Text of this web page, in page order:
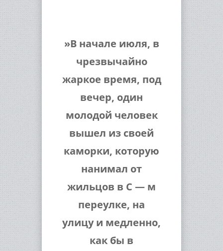
»В начале июля, в
чрезвычайно
жаркое время, под
вечер, один
молодой человек
вышел из своей
каморки, которую
нанимал от
жильцов в С — м
переулке, на
улицу и медленно,
как бы в